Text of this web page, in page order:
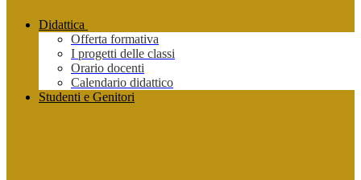
Didattica
Offerta formativa
I progetti delle classi
Orario docenti
Calendario didattico
Studenti e Genitori